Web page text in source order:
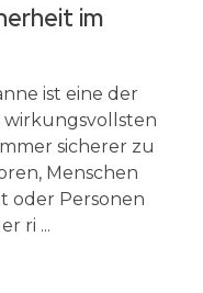
im
ist eine der
sicherer zu
Menschen
oder Personen
ri ...